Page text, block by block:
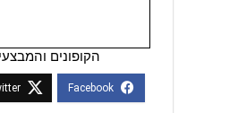
הקופונים